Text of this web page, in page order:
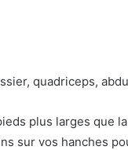
quadriceps,
plus larges que
sur vos hanches